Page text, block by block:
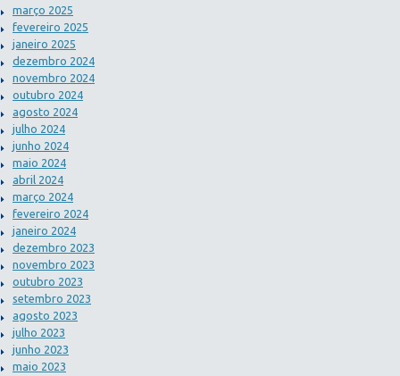
março 2025
fevereiro 2025
janeiro 2025
dezembro 2024
novembro 2024
outubro 2024
agosto 2024
julho 2024
junho 2024
maio 2024
abril 2024
março 2024
fevereiro 2024
janeiro 2024
dezembro 2023
novembro 2023
outubro 2023
setembro 2023
agosto 2023
julho 2023
junho 2023
maio 2023